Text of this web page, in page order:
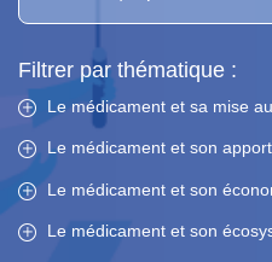
Filtrer par thématique :
Le médicament et sa mise
Le médicament et son
Le médicament et son
Le médicament et son